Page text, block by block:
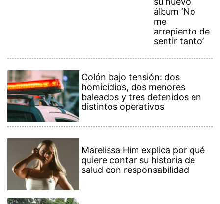
álbum ‘No
me
arrepiento de
sentir tanto’
Colón bajo tensión: dos
homicidios, dos menores
baleados y tres detenidos en
distintos operativos
Marelissa Him explica por qué
quiere contar su historia de
salud con responsabilidad